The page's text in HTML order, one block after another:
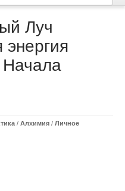
Луч
Начала
/ Алхимия / Личное